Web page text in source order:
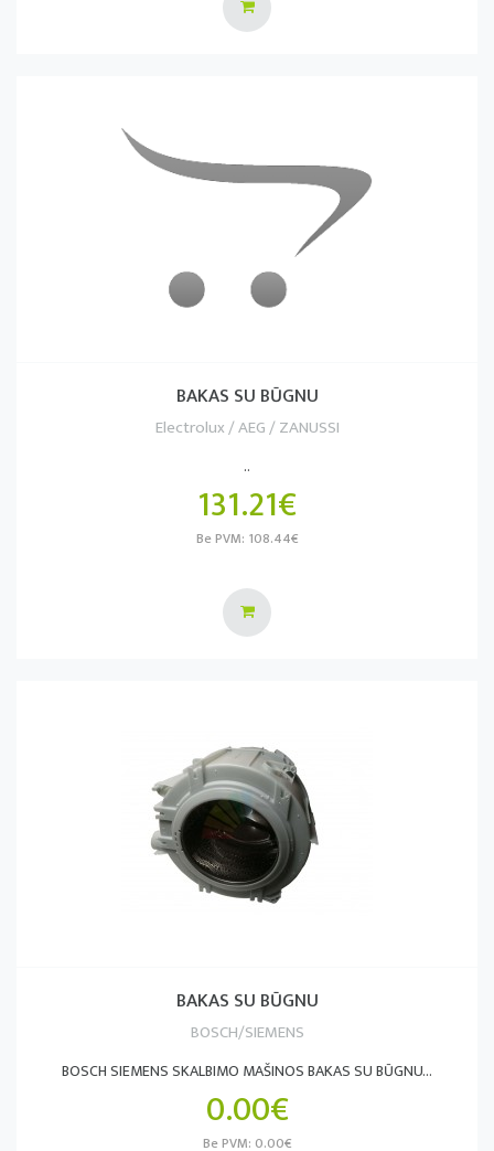
BAKAS SU BŪGNU
Electrolux / AEG / ZANUSSI
..
131.21€
Be PVM: 108.44€
BAKAS SU BŪGNU
BOSCH/SIEMENS
BOSCH SIEMENS SKALBIMO MAŠINOS BAKAS SU BŪGNU...
0.00€
Be PVM: 0.00€